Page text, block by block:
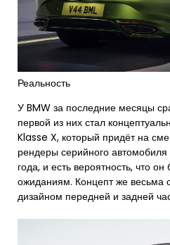
Реальность
У BMW за последние месяцы
первой из них стал
Klasse X, который придёт на
рендеры серийного
года, и есть вероятность, что
ожиданиям. Концепт же весьма
дизайном передней и задней